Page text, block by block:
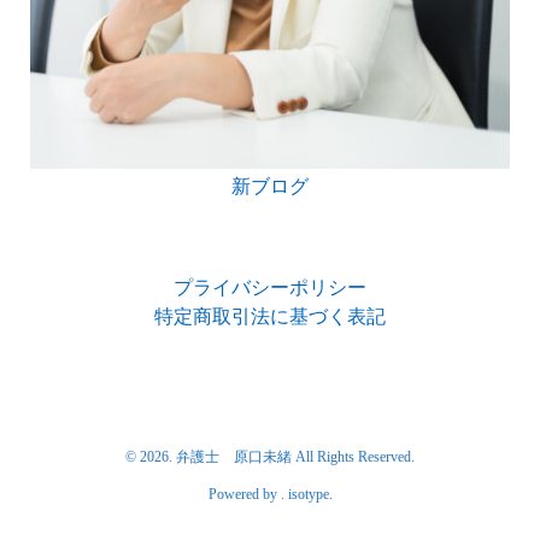
新ブログ
プライバシーポリシー
特定商取引法に基づく表記
© 2026. 弁護士 原口未緒 All Rights Reserved.
Powered by . isotype.